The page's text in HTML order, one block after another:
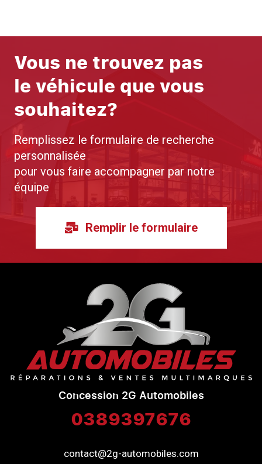
Vous ne trouvez pas
le véhicule que vous
souhaitez?
Remplissez le formulaire de recherche
personnalisée
pour vous faire accompagner par notre
équipe
Remplir le formulaire
Concession 2G Automobiles
0389397676
contact@2g-automobiles.com